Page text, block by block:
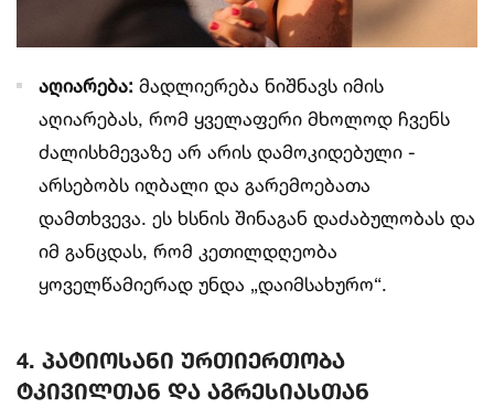
აღიარება: მადლიერება ნიშნავს იმის
აღიარებას, რომ ყველაფერი მხოლოდ ჩვენს
ძალისხმევაზე არ არის დამოკიდებული -
არსებობს იღბალი და გარემოებათა
დამთხვევა. ეს ხსნის შინაგან დაძაბულობას და
იმ განცდას, რომ კეთილდღეობა
ყოველწამიერად უნდა „დაიმსახურო“.
4. პატიოსანი ურთიერთობა
ტკივილთან და აგრესიასთან